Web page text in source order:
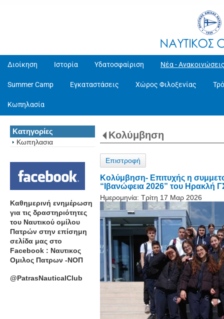
Διοίκηση Ιστορία Υδατοσφαίριση Νέα -
Summer Camp Εγκαταστάσεις Χώρος Φιλοξενίας
Κωπηλασία
Κατηγορίες
Κωπηλασια
Καθημερινή ενημέρωση
για τις δραστηριότητες
του Ναυτικού ομίλου
Πατρών στην επίσημη
σελίδα μας στο
Facebook : Ναυτικος
Ομιλος Πατρων -ΝΟΠ
@PatrasNauticalClub
Κολύμβηση
Επιστροφή
Κολύμβηση- Επιτυχής η
“Ιβανώφεια 2026” του Ηρακλή
Ημερομηνία: Τρίτη 17 Μαρ 2026